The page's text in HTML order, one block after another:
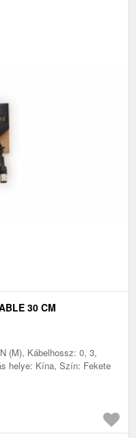
30 CM
(M), Kábelhossz: 0, 3,
helye: Kína, Szín: Fekete